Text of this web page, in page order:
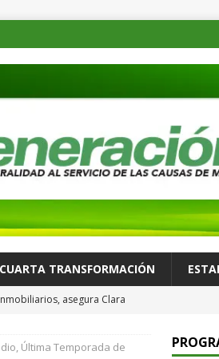
CUARTA TRANSFORMACIÓN
asegura Clara
Última Temporada de